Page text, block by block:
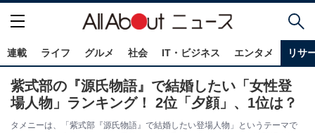
連載 ライフ グルメ 社会 IT・ビジネス エンタメ リサ
紫式部の『源氏物語』で結婚したい「女性登
場人物」ランキング！ 2位「夕顔」、1位は？
タメニーは、「紫式部『源氏物語』で結婚したい登場人物」というテーマで